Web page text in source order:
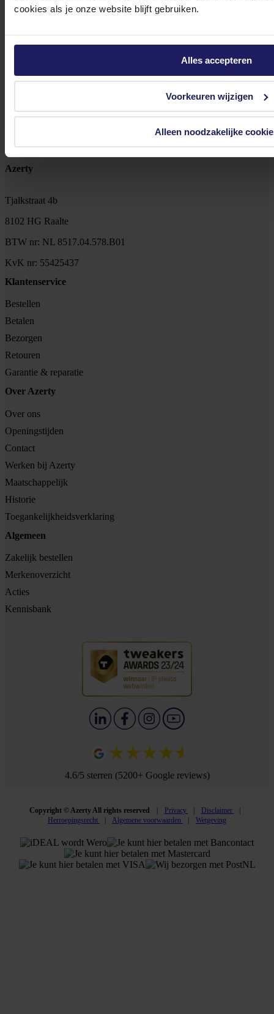
cookies als je onze website blijft gebruiken.
Alles accepteren
Voorkeuren wijzigen
Alleen noodzakelijke
Meld je aan voor onze nieuwsbrief!
Meld je aan
Footer
Azerty
Tjalkstraat 4b
8102 HG Raalte
BTW nr: NL 8517.04.578.B01
KvK nr: 55425437
Klantenservice
Bestellen
Betalen
Bezorgen
Retouren
Garantie & reparatie
Over Azerty
Over ons
Openingstijden
Contact
Werken bij Azerty
Maatschappelijk
Historie
Toegankelijkheidsverklaring
Algemeen
Zakelijk bestellen
Merkenoverzicht
Acties
Kennisbank
4.6/5 sterren (5200+ Google reviews)
Copyright © Azerty All rights reserved Privacy
Disclaimer
Herroepingsrecht
Algemene voorwaarden Wetgeving